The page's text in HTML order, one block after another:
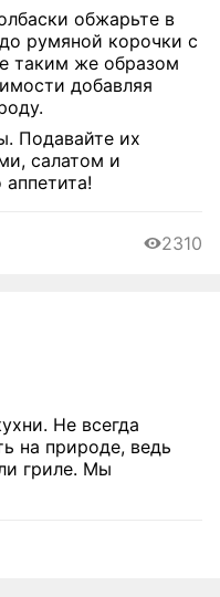
обжарьте в
румяной корочки с
таким же образом
добавляя
Подавайте их
салатом и
2310
Не всегда
на природе, ведь
гриле. Мы